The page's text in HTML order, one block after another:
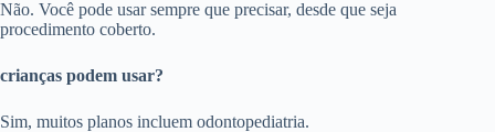
Não. Você pode usar sempre que precisar, desde que seja
procedimento coberto.
crianças podem usar?
Sim, muitos planos incluem odontopediatria.